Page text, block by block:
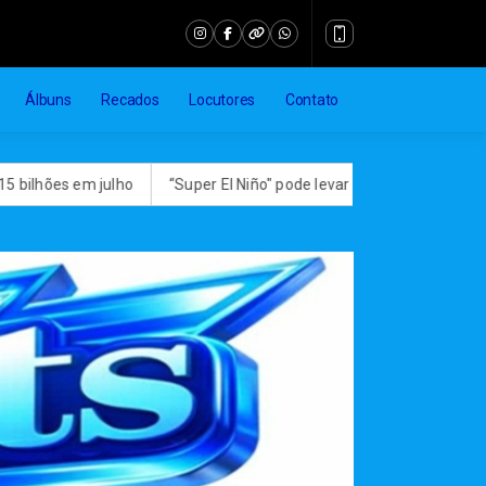
Álbuns Recados Locutores Contato
“Super El Niño" pode levar quase 50 milhões de pessoas à